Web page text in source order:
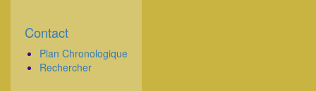
Corps
Contact
Plan Chronologique
Rechercher